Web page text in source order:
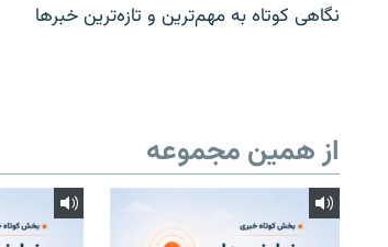
نگاهی کوتاه به مهم‌ترين و تازه‌ترين خبرها
از همین مجموعه